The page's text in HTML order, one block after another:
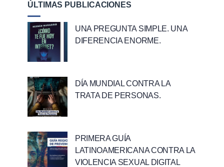
ÚLTIMAS PUBLICACIONES
UNA PREGUNTA SIMPLE. UNA
DIFERENCIA ENORME.
DÍA MUNDIAL CONTRA LA
TRATA DE PERSONAS.
PRIMERA GUÍA
LATINOAMERICANA CONTRA LA
VIOLENCIA SEXUAL DIGITAL